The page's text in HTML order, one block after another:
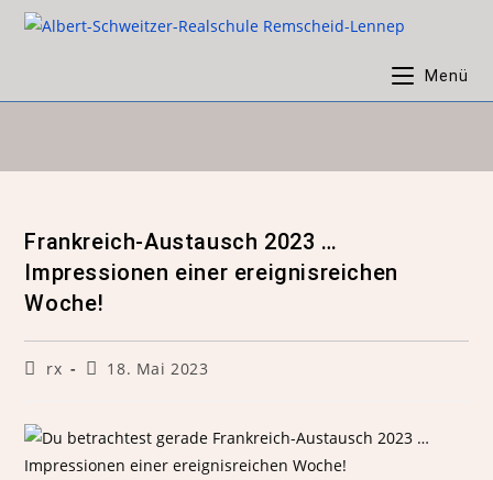
Menü
Frankreich-Austausch 2023 …
Impressionen einer ereignisreichen
Woche!
rx 18. Mai 2023